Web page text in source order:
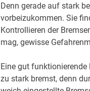
Denn gerade auf stark
vorbeizukommen. Sie
Kontrollieren der
mag, gewisse
Eine gut
zu stark bremst, denn